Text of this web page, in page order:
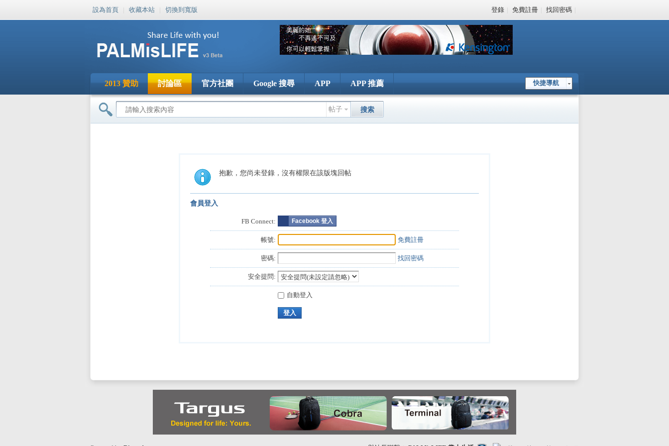
設為首頁 | 收藏本站 | 切換到寬版 登錄 | 免費註冊 | 找回密碼 |
快捷導航
2013 贊助 討論區 官方社團 Google 搜尋 APP APP 推薦
帖子 搜索
抱歉，您尚未登錄，沒有權限在該版塊回帖
會員登入
FB Connect: Facebook 登入
帳號: 免費註冊
密碼: 找回密碼
安全提問:
自動登入
登入